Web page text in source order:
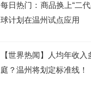
每日热门：商品换上“二
球计划在温州试点应用
【世界热闻】人均年收
庭？温州将划定标准线！